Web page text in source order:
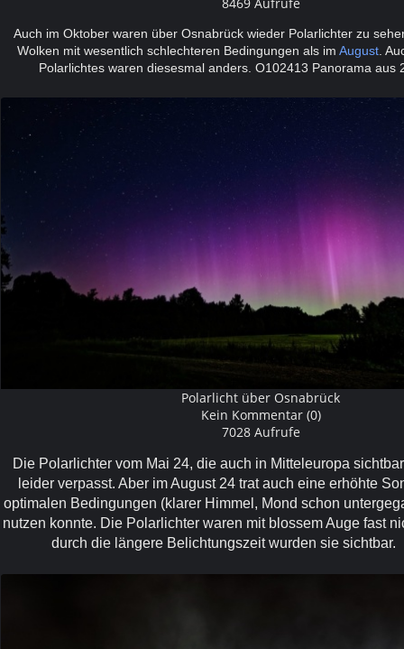
Auch im Oktober waren über Osnabrück wieder Polarlichter zu
Wolken mit wesentlich schlechteren Bedingungen als im August.
Polarlichtes waren diesesmal anders. O102413 Panorama aus
Polarlicht über Osnabrück
Kein Kommentar (0)
7028 Aufrufe
Die Polarlichter vom Mai 24, die auch in Mitteleuropa
leider verpasst. Aber im August 24 trat auch eine erhöhte
optimalen Bedingungen (klarer Himmel, Mond schon
nutzen konnte. Die Polarlichter waren mit blossem Auge fast
durch die längere Belichtungszeit wurden sie sichtbar.